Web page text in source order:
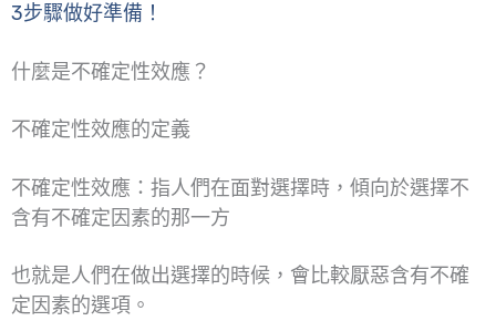
3步驟做好準備！
什麼是不確定性效應？
不確定性效應的定義
不確定性效應：指人們在面對選擇時，傾向於選擇不
含有不確定因素的那一方
也就是人們在做出選擇的時候，會比較厭惡含有不確
定因素的選項。